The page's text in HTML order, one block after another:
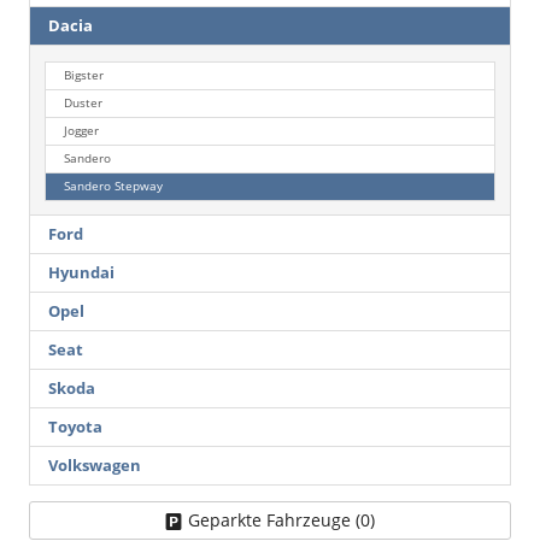
Dacia
Bigster
Duster
Jogger
Sandero
Sandero Stepway
Ford
Hyundai
Opel
Seat
Skoda
Toyota
Volkswagen
Geparkte Fahrzeuge (0)